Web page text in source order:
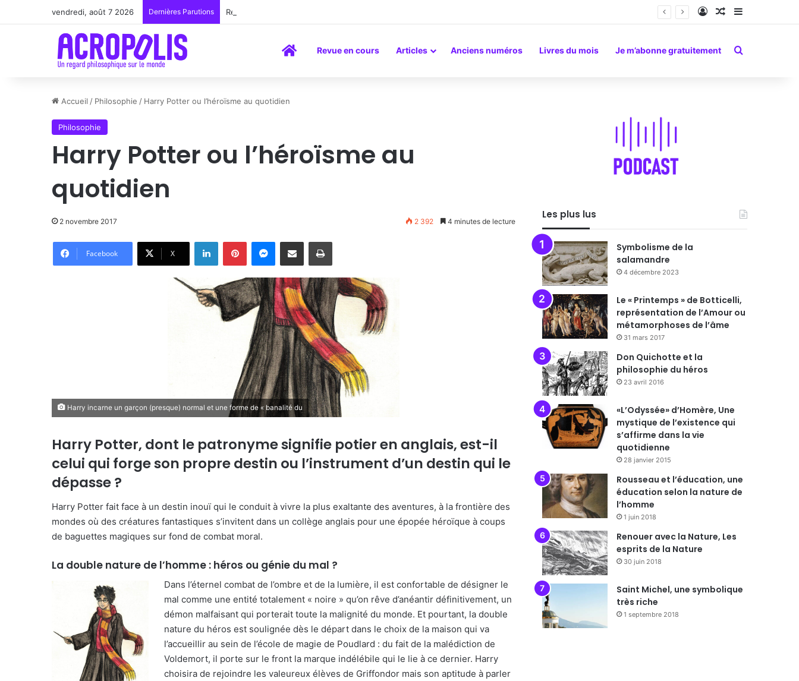
vendredi, août 7 2026 Dernières Parutions Renoir : la peinture comme un art du lien Connexion
Article Aléatoire
Sidebar
AccueilRevue en cours Articles Anciens numéros Livres du mois Je m’abonne gratuitement Rechercher
Accueil / Philosophie / Harry Potter ou l’héroïsme au quotidien
Philosophie
Harry Potter ou l’héroïsme au
quotidien
2 novembre 2017 2 392 4 minutes de lecture
Facebook X
LinkedinPinterestMessenger
Partager par email Imprimer
Harry incarne un garçon (presque) normal et une forme de « banalité du
Harry Potter, dont le patronyme signifie potier en anglais, est-il
celui qui forge son propre destin ou l’instrument d’un destin qui le
dépasse ?
Harry Potter fait face à un destin inouï qui le conduit à vivre la plus exaltante des aventures, à la frontière des
mondes où des créatures fantastiques s’invitent dans un collège anglais pour une épopée héroïque à coups
de baguettes magiques sur fond de combat moral.
La double nature de l’homme : héros ou génie du mal ?
Dans l’éternel combat de l’ombre et de la lumière, il est confortable de désigner le
mal comme une entité totalement « noire » qu’on rêve d’anéantir définitivement, un
démon malfaisant qui porterait toute la malignité du monde. Et pourtant, la double
nature du héros est soulignée dès le départ dans le choix de la maison qui va
l’accueillir au sein de l’école de magie de Poudlard : du fait de la malédiction de
Voldemort, il porte sur le front la marque indélébile qui le lie à ce dernier. Harry
choisira de rejoindre les valeureux élèves de Griffondor mais son aptitude à parler
Les plus lus
Symbolisme de la
salamandre
4 décembre 2023
Le « Printemps » de Botticelli,
représentation de l’Amour ou
métamorphoses de l’âme
31 mars 2017
Don Quichotte et la
philosophie du héros
23 avril 2016
«L’Odyssée» d’Homère, Une
mystique de l’existence qui
s’affirme dans la vie
quotidienne
28 janvier 2015
Rousseau et l’éducation, une
éducation selon la nature de
l’homme
1 juin 2018
Renouer avec la Nature, Les
esprits de la Nature
30 juin 2018
Saint Michel, une symbolique
très riche
1 septembre 2018